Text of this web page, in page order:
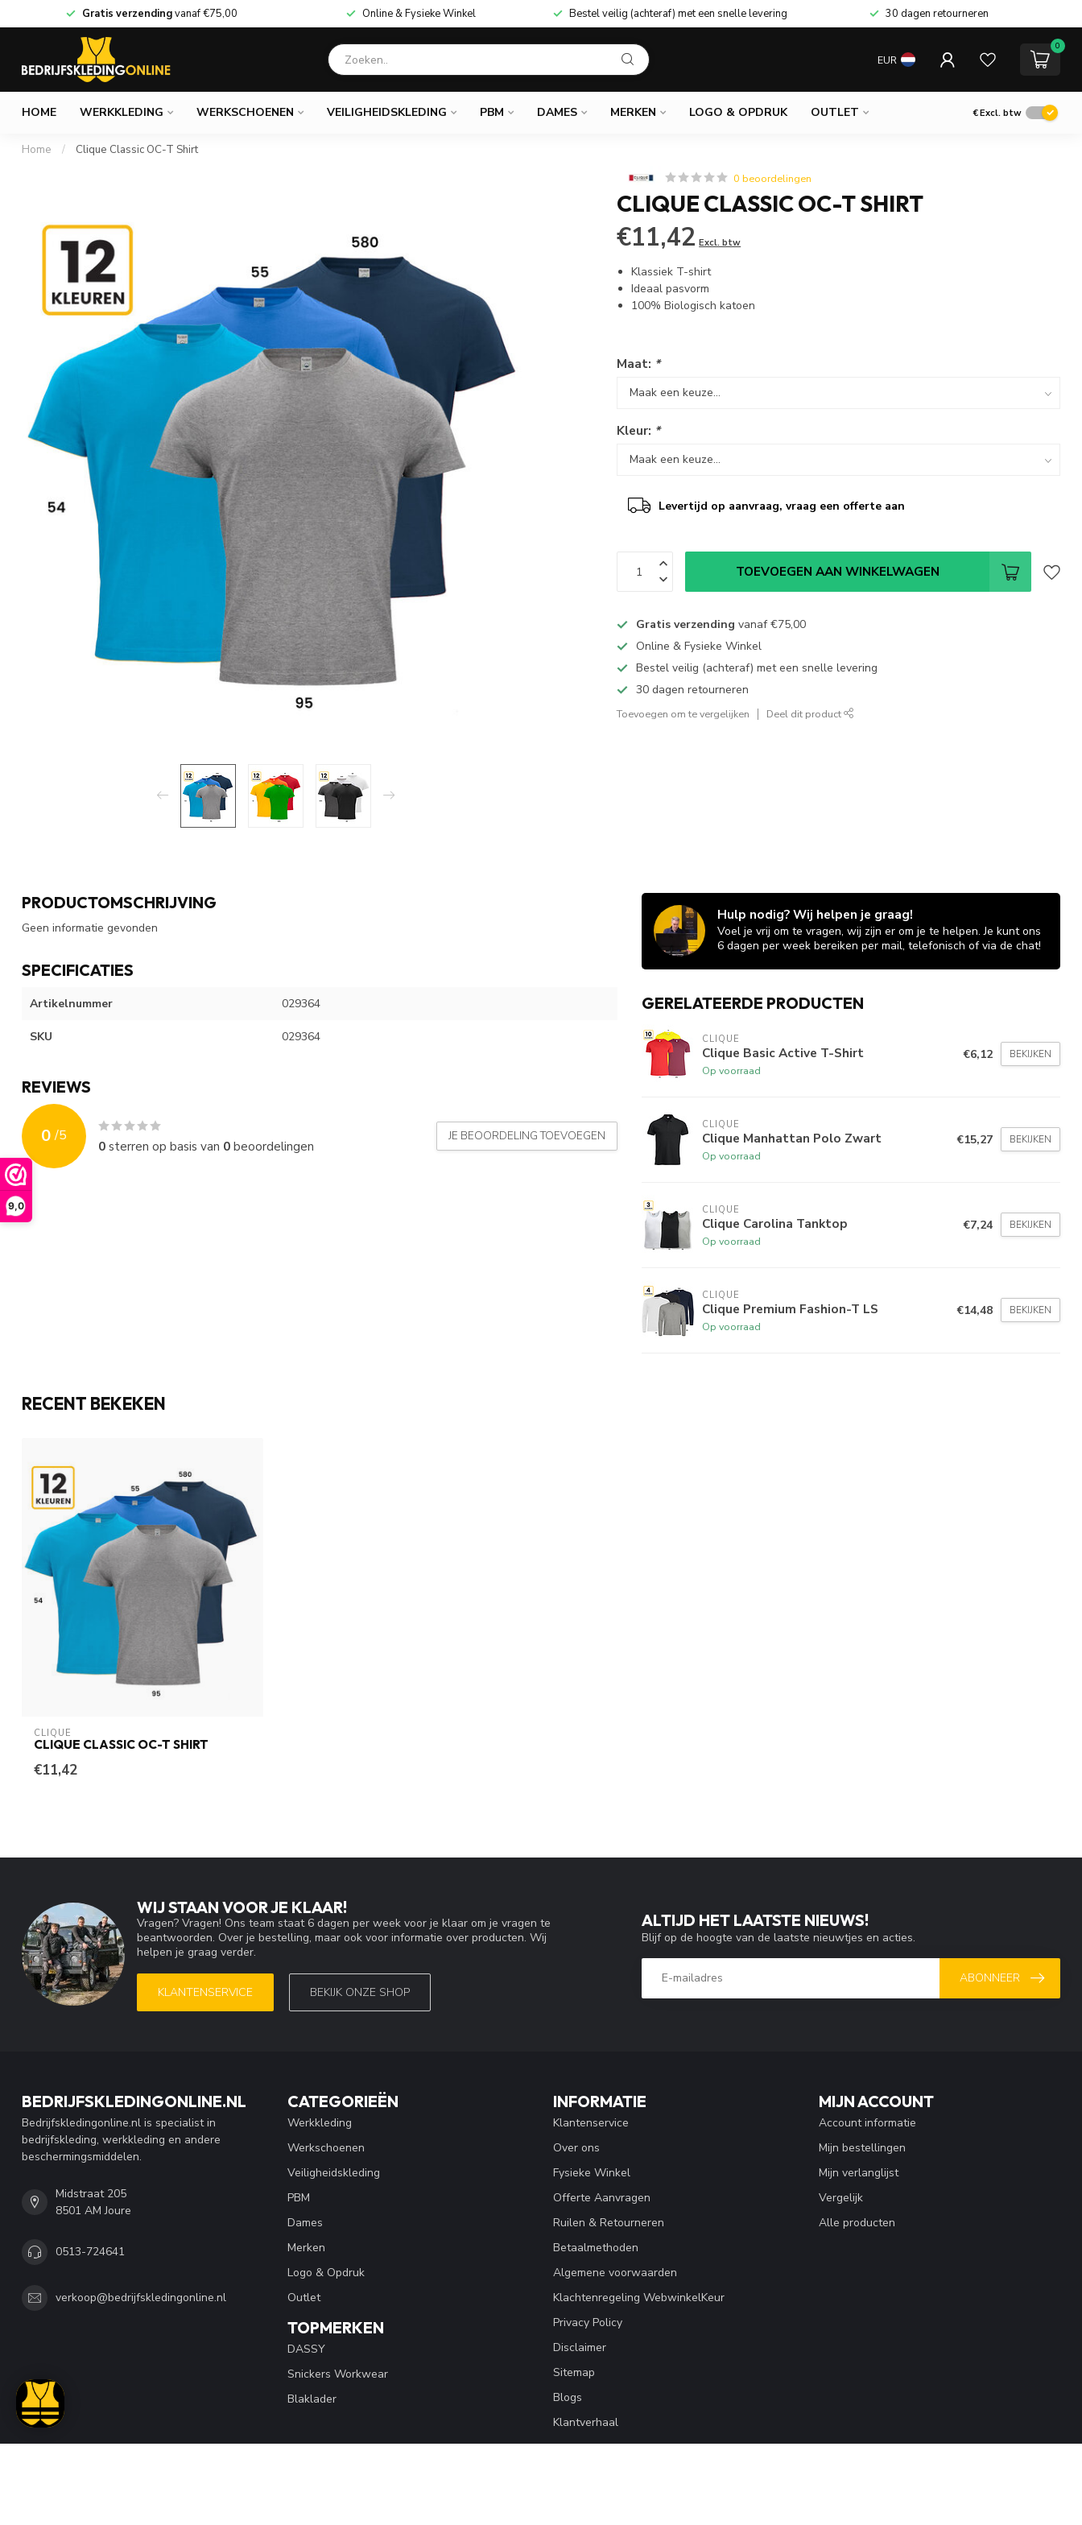
9,0
Gratis verzendingvanaf€75,00 Online & Fysieke Winkel Bestel veilig (achteraf) met een snelle levering 30 dagen retourneren
EUR
0
HOME WERKKLEDING WERKSCHOENEN VEILIGHEIDSKLEDING PBM DAMES MERKEN LOGO & OPDRUK OUTLET €Excl. btw
Home / Clique Classic OC-T Shirt
0 beoordelingen
CLIQUE CLASSIC OC-T SHIRT
€11,42 Excl. btw
Klassiek T-shirt
Ideaal pasvorm
100% Biologisch katoen
Maat: *
Kleur: *
Levertijd op aanvraag, vraag een offerte aan
TOEVOEGEN AAN WINKELWAGEN
Gratis verzending vanaf€75,00
Online & Fysieke Winkel
Bestel veilig (achteraf) met een snelle levering
30 dagen retourneren
Toevoegen om te vergelijken Deel dit product
PRODUCTOMSCHRIJVING
Geen informatie gevonden
SPECIFICATIES
Artikelnummer 029364
SKU 029364
REVIEWS
0 /5
0sterren op basis van 0beoordelingen
JE BEOORDELING TOEVOEGEN
Hulp nodig? Wij helpen je graag!
Voel je vrij om te vragen, wij zijn er om je te helpen. Je kunt ons
6 dagen per week bereiken per mail, telefonisch of via de chat!
GERELATEERDE PRODUCTEN
CLIQUE
Clique Basic Active T-Shirt
Op voorraad
€6,12 BEKIJKEN
CLIQUE
Clique Manhattan Polo Zwart
Op voorraad
€15,27 BEKIJKEN
CLIQUE
Clique Carolina Tanktop
Op voorraad
€7,24 BEKIJKEN
CLIQUE
Clique Premium Fashion-T LS
Op voorraad
€14,48 BEKIJKEN
RECENT BEKEKEN
CLIQUE
CLIQUE CLASSIC OC-T SHIRT
€11,42
WIJ STAAN VOOR JE KLAAR!
Vragen? Vragen! Ons team staat 6 dagen per week voor je klaar om je vragen te
beantwoorden. Over je bestelling, maar ook voor informatie over producten. Wij
helpen je graag verder.
KLANTENSERVICE BEKIJK ONZE SHOP
ALTIJD HET LAATSTE NIEUWS!
Blijf op de hoogte van de laatste nieuwtjes en acties.
ABONNEER
BEDRIJFSKLEDINGONLINE.NL
Bedrijfskledingonline.nl is specialist in
bedrijfskleding, werkkleding en andere
beschermingsmiddelen.
Midstraat 205
8501 AM Joure
0513-724641
verkoop@bedrijfskledingonline.nl
CATEGORIEËN
Werkkleding
Werkschoenen
Veiligheidskleding
PBM
Dames
Merken
Logo & Opdruk
Outlet
TOPMERKEN
DASSY
Snickers Workwear
Blaklader
INFORMATIE
Klantenservice
Over ons
Fysieke Winkel
Offerte Aanvragen
Ruilen & Retourneren
Betaalmethoden
Algemene voorwaarden
Klachtenregeling WebwinkelKeur
Privacy Policy
Disclaimer
Sitemap
Blogs
Klantverhaal
MIJN ACCOUNT
Account informatie
Mijn bestellingen
Mijn verlanglijst
Vergelijk
Alle producten